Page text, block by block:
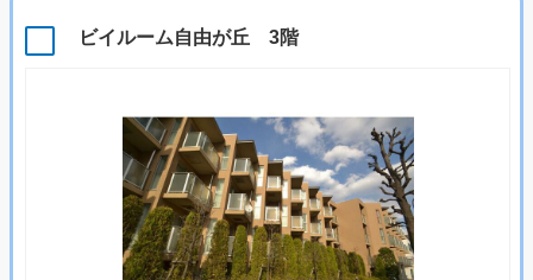
ビイルーム自由が丘 3階